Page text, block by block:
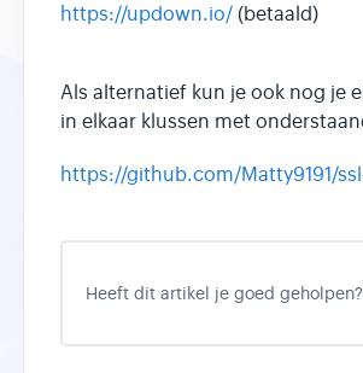
https://updown.io/ (betaald)
Als alternatief kun je ook nog je
in elkaar klussen met
https://github.com/Matty9191/
Heeft dit artikel je goed geholpen?